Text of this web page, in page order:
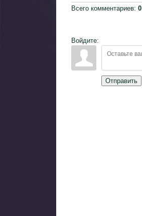
Всего комментариев: 0
Войдите:
Отправить